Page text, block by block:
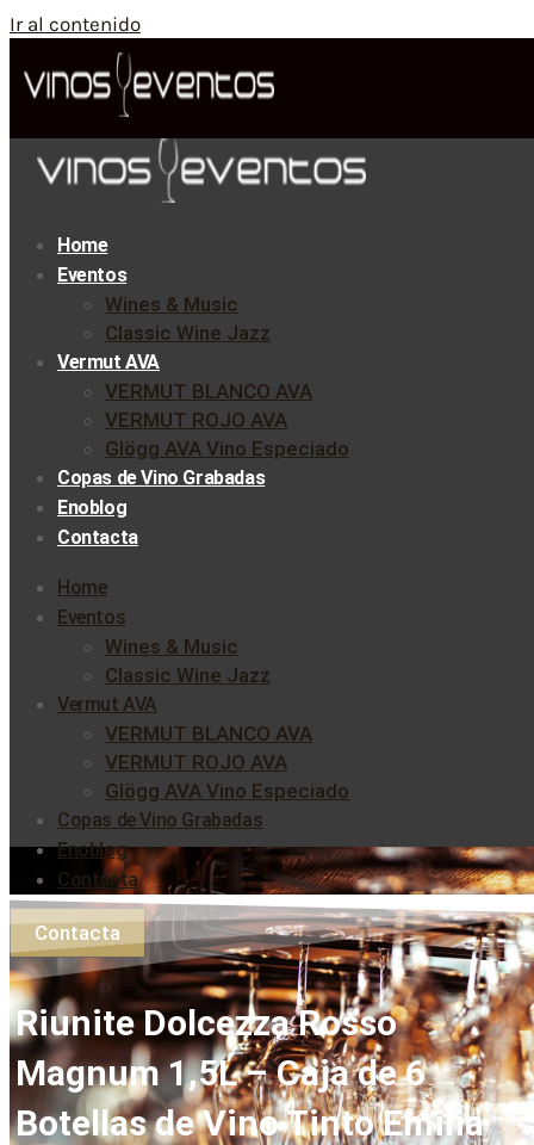
Ir al contenido
Home
Eventos
Wines & Music
Classic Wine Jazz
Vermut AVA
VERMUT BLANCO AVA
VERMUT ROJO AVA
Glögg AVA Vino Especiado
Copas de Vino Grabadas
Enoblog
Contacta
Home
Eventos
Wines & Music
Classic Wine Jazz
Vermut AVA
VERMUT BLANCO AVA
VERMUT ROJO AVA
Glögg AVA Vino Especiado
Copas de Vino Grabadas
Enoblog
Contacta
Contacta
Riunite Dolcezza Rosso
Magnum 1,5L – Caja de 6
Botellas de Vino Tinto Emilia